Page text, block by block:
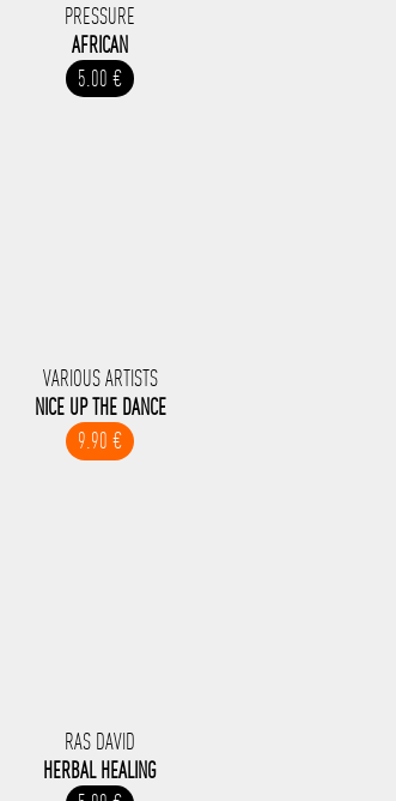
PRESSURE
AFRICAN
5.00 €
VARIOUS ARTISTS
NICE UP THE DANCE
9.90 €
RAS DAVID
HERBAL HEALING